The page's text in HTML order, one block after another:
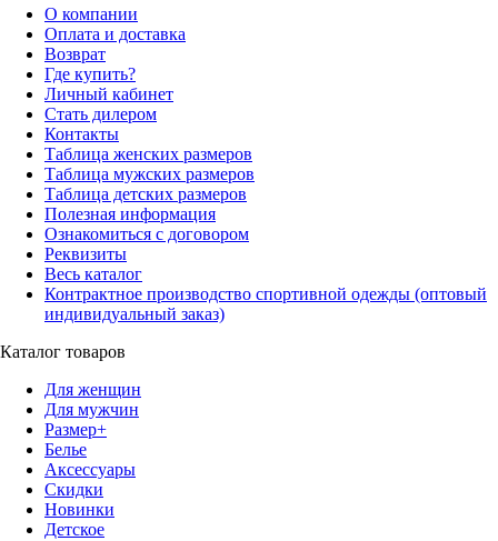
О компании
Оплата и доставка
Возврат
Где купить?
Личный кабинет
Стать дилером
Контакты
Таблица женских размеров
Таблица мужских размеров
Таблица детских размеров
Полезная информация
Ознакомиться с договором
Реквизиты
Весь каталог
Контрактное производство спортивной одежды (оптовый
индивидуальный заказ)
Каталог товаров
Для женщин
Для мужчин
Размер+
Белье
Аксессуары
Скидки
Новинки
Детское